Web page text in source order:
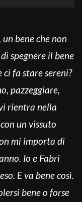
bene che non
spegnere il bene
fa stare sereni?
pazzeggiare,
rientra nella
un vissuto
mi importa di
Io e Fabri
E va bene così.
bene o forse